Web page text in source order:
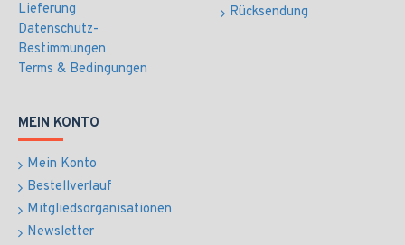
Lieferung
Datenschutz-
Bestimmungen
Terms & Bedingungen
Rücksendung
MEIN KONTO
Mein Konto
Bestellverlauf
Mitgliedsorganisationen
Newsletter